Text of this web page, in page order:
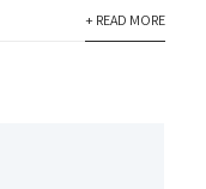
+ READ MORE